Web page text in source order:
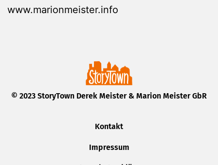
www.marionmeister.info
© 2023 StoryTown Derek Meister & Marion Meister GbR
Kontakt
Impressum